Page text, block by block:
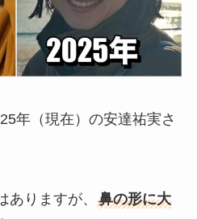
年（現在）の安達祐実さ
ありますが、 鼻の形に大